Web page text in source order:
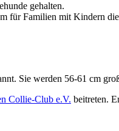
gehalten.
für Familien mit Kindern
Sie werden 56-61 cm
Collie-Club e.V. beitreten.